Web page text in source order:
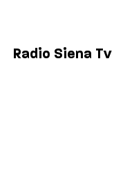
Radio Siena Tv